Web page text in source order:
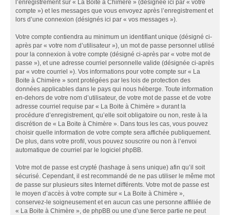
l’enregistrement sur « La Boite à Chimère » (désignée ici par « votre
compte ») et les messages que vous envoyez après l’enregistrement et
lors d’une connexion (désignés ici par « vos messages »).
Votre compte contiendra au minimum un identifiant unique (désigné ci-
après par « votre nom d’utilisateur »), un mot de passe personnel utilisé
pour la connexion à votre compte (désigné ci-après par « votre mot de
passe »), et une adresse courriel personnelle valide (désignée ci-après
par « votre courriel »). Vos informations pour votre compte sur « La
Boite à Chimère » sont protégées par les lois de protection des
données applicables dans le pays qui nous héberge. Toute information
en-dehors de votre nom d’utilisateur, de votre mot de passe et de votre
adresse courriel requise par « La Boite à Chimère » durant la
procédure d’enregistrement, qu’elle soit obligatoire ou non, reste à la
discrétion de « La Boite à Chimère ». Dans tous les cas, vous pouvez
choisir quelle information de votre compte sera affichée publiquement.
De plus, dans votre profil, vous pouvez souscrire ou non à l’envoi
automatique de courriel par le logiciel phpBB.
Votre mot de passe est crypté (hashage à sens unique) afin qu’il soit
sécurisé. Cependant, il est recommandé de ne pas utiliser le même mot
de passe sur plusieurs sites Internet différents. Votre mot de passe est
le moyen d’accès à votre compte sur « La Boite à Chimère »,
conservez-le soigneusement et en aucun cas une personne affiliée de
« La Boite à Chimère », de phpBB ou une d’une tierce partie ne peut